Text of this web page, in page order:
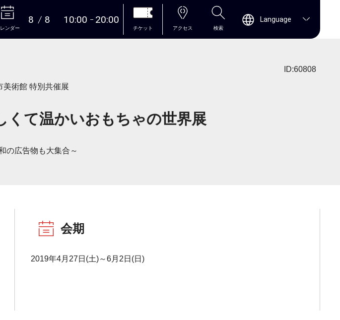
本文へ
ンダー
8 8 10:00 20:00
チケット アクセス 検索
Language
ID:60808
美術館 特別共催展
くて温かいおもちゃの世界展
の広告物も大集合～
会期
2019年4月27日(土)～6月2日(日)